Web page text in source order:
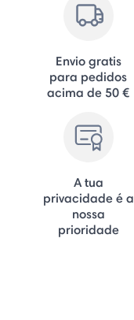
Envio gratis
para pedidos
acima de 50 €
A tua
privacidade é a
nossa
prioridade